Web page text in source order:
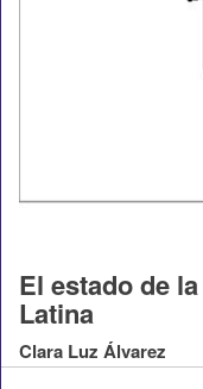
El estado de
Latina
Clara Luz Álvarez